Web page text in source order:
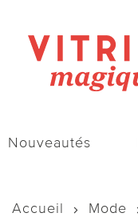
Nouveautés
Accueil Mode